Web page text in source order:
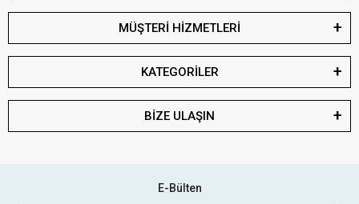
MÜŞTERİ HİZMETLERİ
KATEGORİLER
BİZE ULAŞIN
E-Bülten